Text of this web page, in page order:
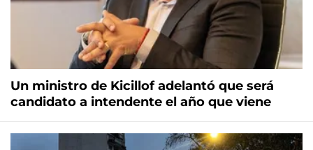
Un ministro de Kicillof adelantó que será
candidato a intendente el año que viene